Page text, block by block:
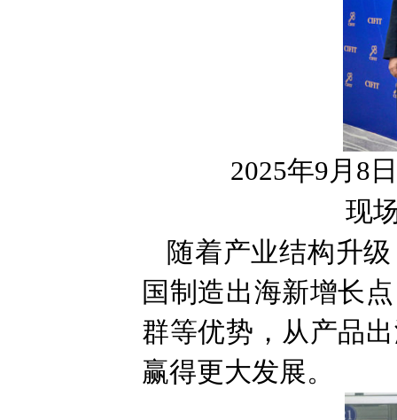
2025年9月8日
现
随着产业结构升
国制造出海新增长
群等优势，从产品
赢得更大发展。